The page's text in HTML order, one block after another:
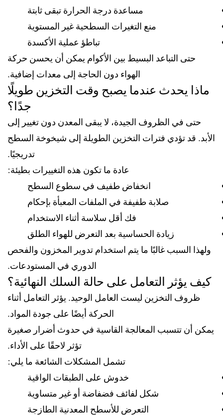
مساعدة درجة الحرارة تبقى ثابتة
منع التغيرات السطحية غير المستوية
تباطؤ عملية الأكسدة
حتى التباعد البسيط بين الأكوام يمكن أن يحسن حركة
الهواء دون الحاجة إلى معدات إضافية.
ماذا يحدث عندما يصبح وقت التخزين طويلًا
جدًا؟
حتى في الظروف الجيدة، لا يبقى المعدن دون تغيير إلى
الأبد. قد تؤدي فترات التخزين الطويلة إلى شيخوخة السطح
تدريجيًا.
عادة ما تكون هذه التغييرات بطيئة:
انخفاض طفيف في سطوع السطح
صلابة طفيفة في الملفات المعبأة بإحكام
فك أقل سلاسة أثناء الاستخدام
زيادة الحساسية بعد التعرض للهواء الطلق
ولهذا السبب غالبًا ما يتم استخدام تدوير المخزون والفحص
الدوري في المستودعات.
كيف يؤثر التعامل على حالة السلك النهائية؟
ظروف التخزين ليست العامل الوحيد. يؤثر التعامل أثناء
الحركة أيضًا على جودة المواد.
يمكن أن تتسبب المعالجة القاسية في حدوث أضرار صغيرة
تؤثر لاحقًا على الأداء.
تشمل المشكلات الشائعة ما يلي:
خدوش على الطبقات الواقية
شكل لفائف فضفاضة أو غير متساوية
التعرض للأسطح المعدنية الطازجة